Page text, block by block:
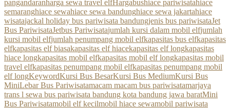
pangandaranharga sewa travel elfHargabushiace pariwisatahiace
semaranghiace sewahiace sewa bandunghiace sewa jakartahiace
wisatajackal holiday bus pariwisata bandungjenis bus pariwisataJet
Bus PariwisataJetbus Pariwisatajumlah kursi dalam mobil elfjumlah
kursi mobil elfjumlah penumpang mobil elfkapasitas bus elfkapasitas
elfkapasitas elf biasakapasitas elf hiacekapasitas elf longkapasitas
hiace longkapasitas mobil elfkapasitas mobil elf longkapasitas mobil
travel elfkapasitas penumpang mobil elfkapasitas penumpang mobil
elf longKeywordKursi Bus BesarKursi Bus MediumKursi Bus
MiniLebar Bus Pariwisatamacam macam bus pariwisatamarjaya
trans l sewa bus pariwisata bandung kota bandung jawa baratMini
Bus Pariwisatamobil elf kecilmobil hiace sewamobil pariwisata